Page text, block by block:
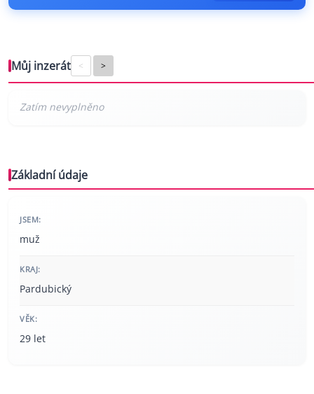
Můj inzerát < >
Základní údaje
JSEM:
muž
KRAJ:
Pardubický
VĚK:
29 let